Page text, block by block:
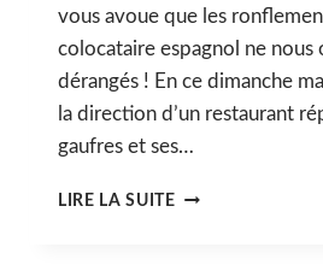
vous avoue que les
colocataire espagnol ne nous
dérangés ! En ce dimanche
la direction d’un restaurant
gaufres et ses…
LIRE LA SUITEJOURNÉE